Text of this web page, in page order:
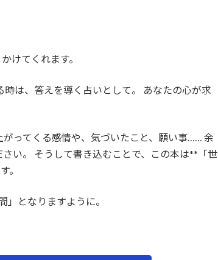
けてくれます。
は、答えを導く占いとして。 あなたの心が求
がってくる感情や、気づいたこと、願い事…… 余
い。 そうして書き込むことで、この本は**「世
。
」となりますように。